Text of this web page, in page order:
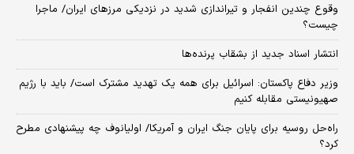
وقوع چندین انفجار و تیراندازی شدید در نزدیکی مرز‌های ایران/ ماجرا
چیست؟
انتشار اسناد جدید از بشقاب پرنده‌ها
وزیر دفاع پاکستان: اسرائیل برای همه یک تهدید مشترک است/ باید با رژیم
صهیونیستی مقابله کنیم
راه‌حل روسیه برای پایان جنگ ایران و آمریکا/ اولیانوف چه پیشنهادی مطرح
کرد؟